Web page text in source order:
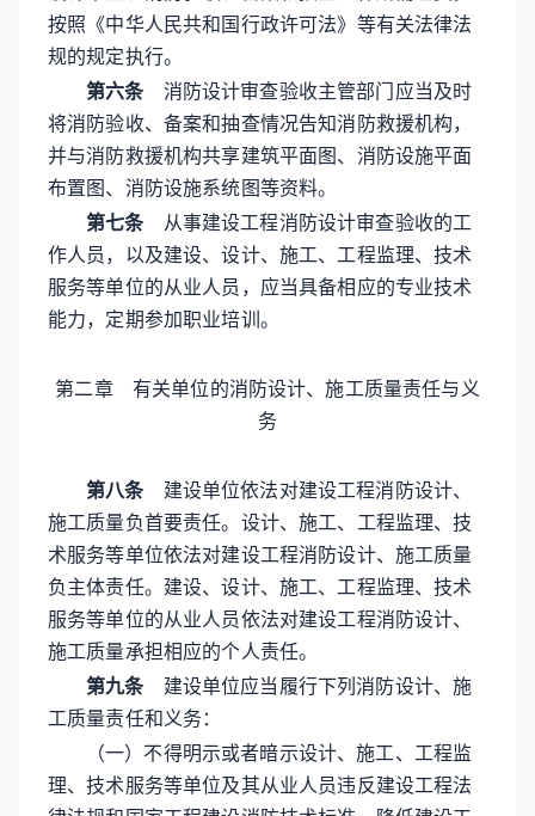
按照《中华人民共和国行政许可法》等有关法律法
规的规定执行。
第六条消防设计审查验收主管部门应当及时
将消防验收、备案和抽查情况告知消防救援机构，
并与消防救援机构共享建筑平面图、消防设施平面
布置图、消防设施系统图等资料。
第七条从事建设工程消防设计审查验收的工
作人员，以及建设、设计、施工、工程监理、技术
服务等单位的从业人员，应当具备相应的专业技术
能力，定期参加职业培训。
第二章 有关单位的消防设计、施工质量责任与义
务
第八条建设单位依法对建设工程消防设计、
施工质量负首要责任。设计、施工、工程监理、技
术服务等单位依法对建设工程消防设计、施工质量
负主体责任。建设、设计、施工、工程监理、技术
服务等单位的从业人员依法对建设工程消防设计、
施工质量承担相应的个人责任。
第九条建设单位应当履行下列消防设计、施
工质量责任和义务：
（一）不得明示或者暗示设计、施工、工程监
理、技术服务等单位及其从业人员违反建设工程法